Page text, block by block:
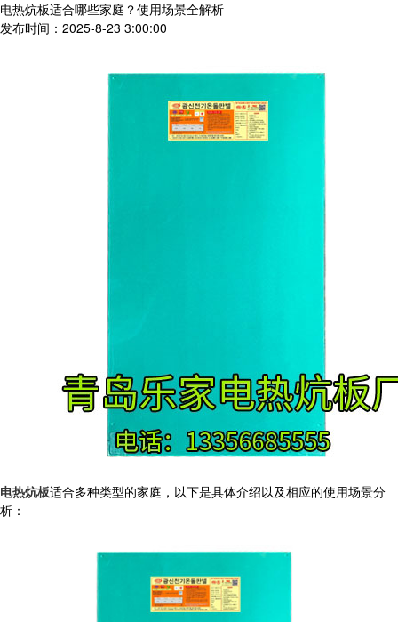
电热炕板适合哪些家庭？使用场景全解析
发布时间：2025-8-23 3:00:00
电热炕板适合多种类型的家庭，以下是具体介绍以及相应的使用场景分
析：